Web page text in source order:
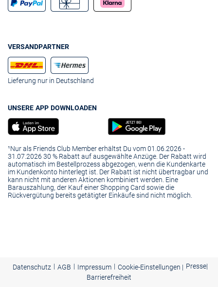
VERSANDPARTNER
Lieferung nur in Deutschland
UNSERE APP DOWNLOADEN
¹Nur als Friends Club Member erhältst Du vom 01.06.2026 -
31.07.2026 30 % Rabatt auf ausgewählte Anzüge. Der Rabatt wird
automatisch im Bestellprozess abgezogen, wenn die Kundenkarte
im Kundenkonto hinterlegt ist. Der Rabatt ist nicht übertragbar und
kann nicht mit anderen Aktionen kombiniert werden. Eine
Barauszahlung, der Kauf einer Shopping Card sowie die
Rückvergütung bereits getätigter Einkäufe sind nicht möglich.
Datenschutz | AGB | Impressum | Cookie-Einstellungen | Presse|
Barrierefreiheit